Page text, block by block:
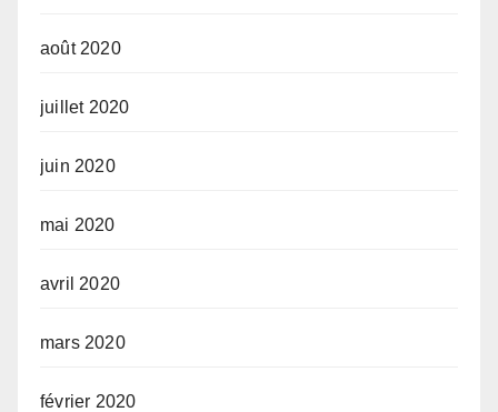
août 2020
juillet 2020
juin 2020
mai 2020
avril 2020
mars 2020
février 2020